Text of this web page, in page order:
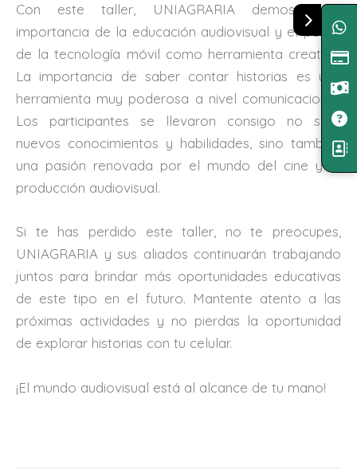
Con este taller, UNIAGRARIA demostró la
importancia de la educación audiovisual y el poder
de la tecnología móvil como herramienta creativa.
La importancia de saber contar historias es una
herramienta muy poderosa a nivel comunicacional.
Los participantes se llevaron consigo no solo
nuevos conocimientos y habilidades, sino también
una pasión renovada por el mundo del cine y la
producción audiovisual.
Si te has perdido este taller, no te preocupes,
UNIAGRARIA y sus aliados continuarán trabajando
juntos para brindar más oportunidades educativas
de este tipo en el futuro. Mantente atento a las
próximas actividades y no pierdas la oportunidad
de explorar historias con tu celular.
¡El mundo audiovisual está al alcance de tu mano!